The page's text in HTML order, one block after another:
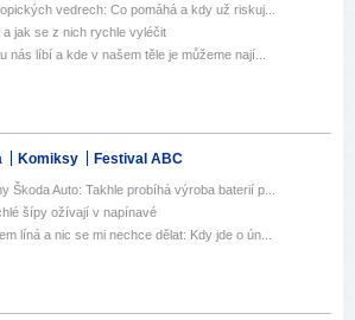
vedrech: Co pomáhá a kdy už riskuj...
jak se z nich rychle vyléčit
nás líbí a kde v našem těle je můžeme nají...
Komiksy Festival ABC
Škoda Auto: Takhle probíhá výroba baterií p...
šípy ožívají v napínavé
líná a nic se mi nechce dělat: Kdy jde o ún...